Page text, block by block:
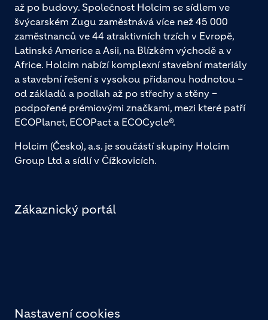
až po budovy. Společnost Holcim se sídlem ve
švýcarském Zugu zaměstnává více než 45 000
zaměstnanců ve 44 atraktivních trzích v Evropě,
Latinské Americe a Asii, na Blízkém východě a v
Africe. Holcim nabízí komplexní stavební materiály
a stavební řešení s vysokou přidanou hodnotou –
od základů a podlah až po střechy a stěny –
podpořené prémiovými značkami, mezi které patří
ECOPlanet, ECOPact a ECOCycle®.
Holcim (Česko), a.s. je součástí skupiny Holcim
Group Ltd a sídlí v Čížkovicích.
Zákaznický portál
Nastavení cookies